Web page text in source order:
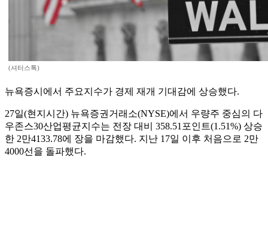
(셔터스톡)
뉴욕증시에서 주요지수가 경제 재개 기대감에 상승했다.
27일(현지시간) 뉴욕증권거래소(NYSE)에서 우량주 중심의 다
우존스30산업평균지수는 전장 대비 358.51포인트(1.51%) 상승
한 2만4133.78에 장을 마감했다. 지난 17일 이후 처음으로 2만
4000선을 돌파했다.